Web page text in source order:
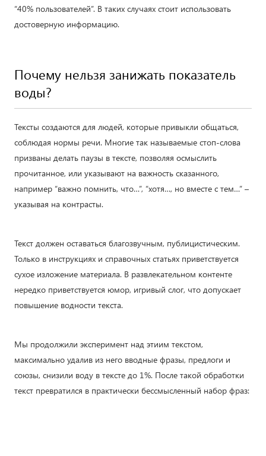
“40% пользователей”. В таких случаях стоит использовать
достоверную информацию.
Почему нельзя занижать показатель
воды?
Тексты создаются для людей, которые привыкли общаться,
соблюдая нормы речи. Многие так называемые стоп-слова
призваны делать паузы в тексте, позволяя осмыслить
прочитанное, или указывают на важность сказанного,
например “важно помнить, что…”, “хотя…, но вместе с тем…” –
указывая на контрасты.
Текст должен оставаться благозвучным, публицистическим.
Только в инструкциях и справочных статьях приветствуется
сухое изложение материала. В развлекательном контенте
нередко приветствуется юмор, игривый слог, что допускает
повышение водности текста.
Мы продолжили эксперимент над этиим текстом,
максимально удалив из него вводные фразы, предлоги и
союзы, снизили воду в тексте до 1%. После такой обработки
текст превратился в практически бессмысленный набор фраз: